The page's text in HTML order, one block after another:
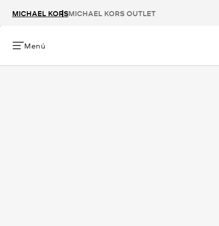
MICHAEL KORSMICHAEL KORS OUTLET
Menú